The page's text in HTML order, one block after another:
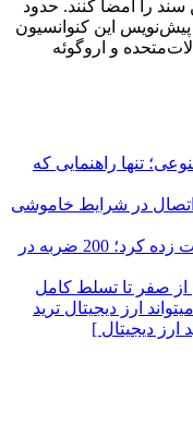
را امضا کنند. حدود
این کنوانسیون
و اروگوئه
تنها راهنمایی که
در شرایط خاموشی
ربات درامری که مهندسان را شگفت زده کرد؛ 200 ضربه در
صفر تا تسلط کامل
ارز دیجیتال ترید
دیجیتال ]